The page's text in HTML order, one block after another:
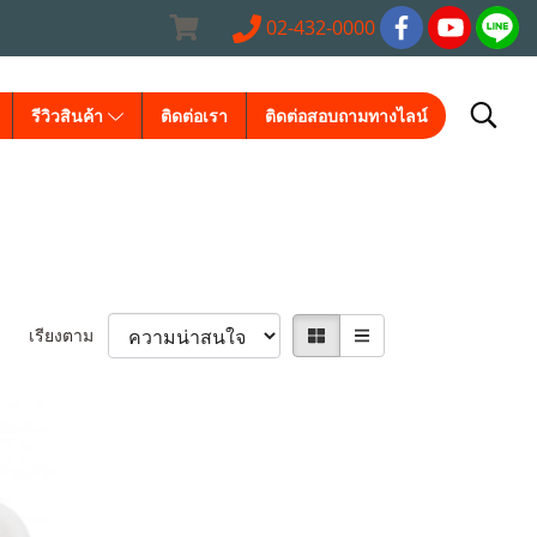
02-432-0000
รีวิวสินค้า ติดต่อเรา ติดต่อสอบถามทางไลน์
เรียงตาม